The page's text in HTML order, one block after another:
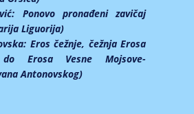
Ponovo pronađeni zavičaj
Liguorija)
Eros čežnje, čežnja Erosa
Erosa Vesne Mojsove-
Antonovskog)